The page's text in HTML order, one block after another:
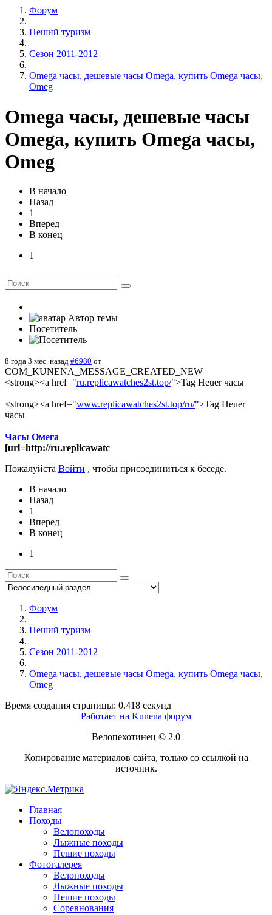
Форум
Пеший туризм
Сезон 2011-2012
Omega часы, дешевые часы Omega, купить Omega часы,
Omeg
Omega часы, дешевые часы
Omega, купить Omega часы,
Omeg
В начало
Назад
1
Вперед
В конец
1
Автор темы
Посетитель
8 года 3 мес. назад #6980 от
COM_KUNENA_MESSAGE_CREATED_NEW
<strong><a href="ru.replicawatches2st.top/">Tag Heuer часы
<strong><a href="www.replicawatches2st.top/ru/">Tag Heuer
часы
Часы Омега
[url=http://ru.replicawatc
Пожалуйста Войти , чтобы присоединиться к беседе.
В начало
Назад
1
Вперед
В конец
1
Форум
Пеший туризм
Сезон 2011-2012
Omega часы, дешевые часы Omega, купить Omega часы,
Omeg
Время создания страницы: 0.418 секунд
Работает на Kunena форум
Велопехотинец © 2.0
Копирование материалов сайта, только со ссылкой на
источник.
Главная
Походы
Велопоходы
Лыжные походы
Пешие походы
Фотогалерея
Велопоходы
Лыжные походы
Пешие походы
Соревнования